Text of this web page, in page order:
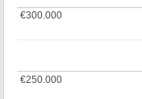
€250.000
€250.000
€300.000
€300.000